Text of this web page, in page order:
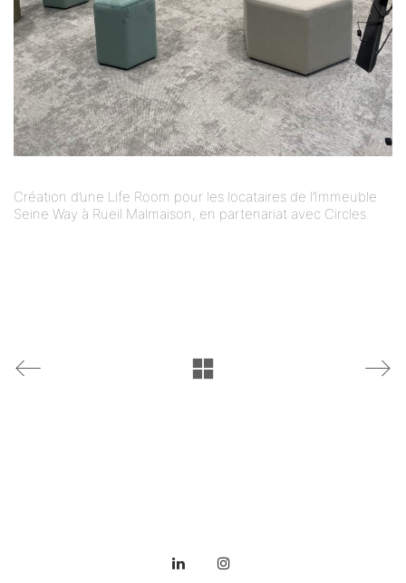
Création d’une Life Room pour les locataires de l’Immeuble
Seine Way à Rueil Malmaison, en partenariat avec Circles.